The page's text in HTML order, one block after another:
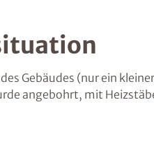
Gebäudes (nur ein
angebohrt, mit